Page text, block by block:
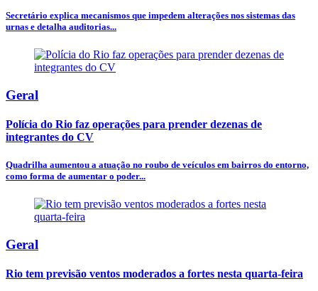
Secretário explica mecanismos que impedem alterações nos sistemas das
urnas e detalha auditorias...
Geral
Polícia do Rio faz operações para prender dezenas de
integrantes do CV
Quadrilha aumentou a atuação no roubo de veículos em bairros do entorno,
como forma de aumentar o poder...
Geral
Rio tem previsão ventos moderados a fortes nesta quarta-feira